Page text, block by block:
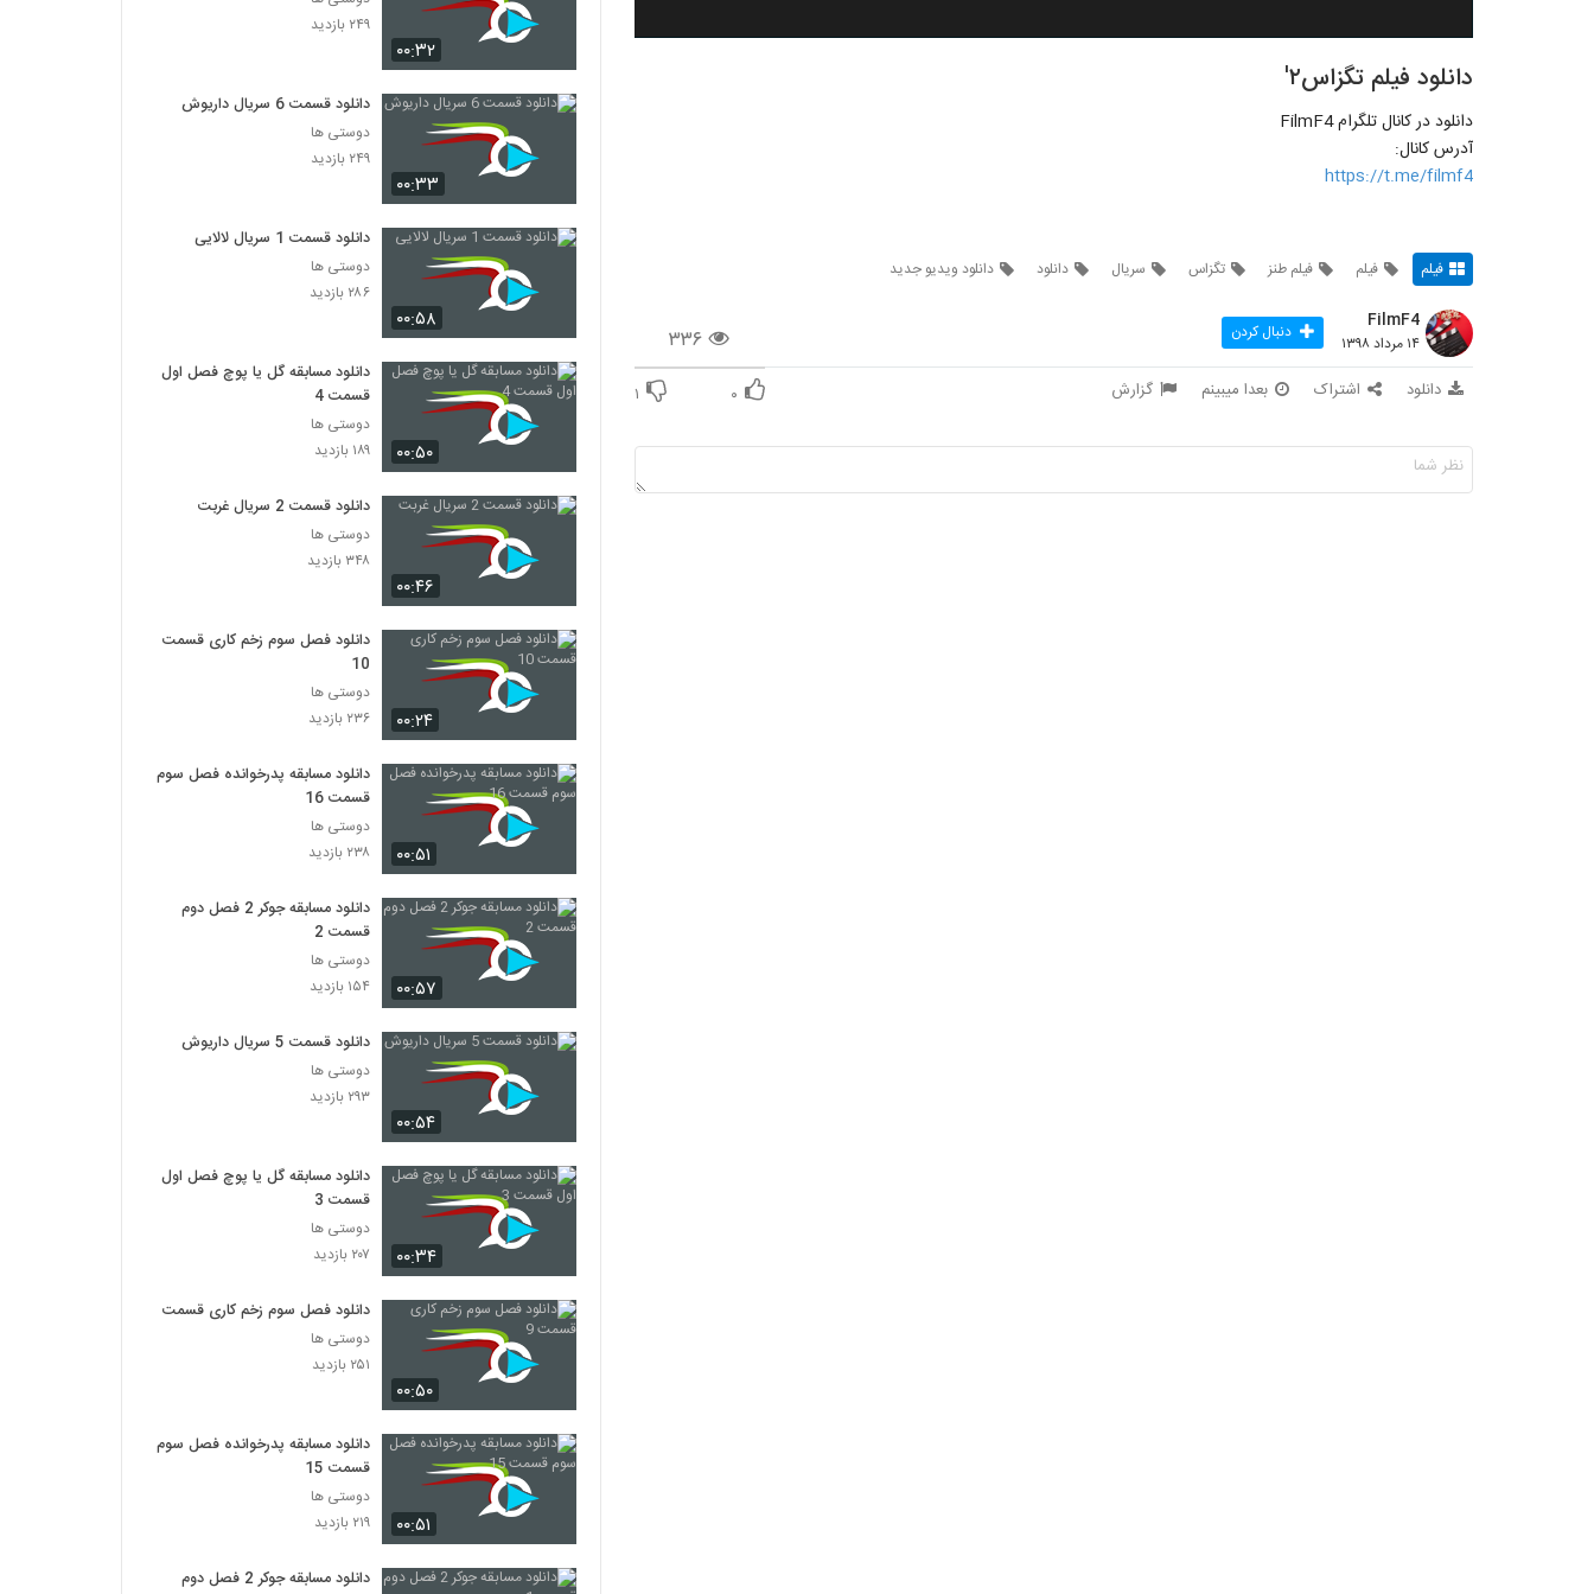
دانلود فیلم تگزاس۲'
دانلود در کانال تلگرام FilmF4
آدرس کانال:
https://t.me/filmf4
فیلم فیلم فیلم طنز تگزاس سریال دانلود دانلود ویدیو جدید
۳۳۶
FilmF4
۱۴ مرداد ۱۳۹۸ دنبال کردن
دانلود اشتراک بعدا میبینم گزارش ۰ ۱
۰۰:۳۲
۲۴۹ بازدید
۰۰:۳۳
دانلود قسمت 6 سریال داریوش
دوستی ها
۲۴۹ بازدید
۰۰:۵۸
دانلود قسمت 1 سریال لالایی
دوستی ها
۲۸۶ بازدید
۰۰:۵۰
دانلود مسابقه گل یا پوچ فصل اول
قسمت 4
دوستی ها
۱۸۹ بازدید
۰۰:۴۶
دانلود قسمت 2 سریال غربت
دوستی ها
۳۴۸ بازدید
۰۰:۲۴
دانلود فصل سوم زخم کاری قسمت
10
دوستی ها
۲۳۶ بازدید
۰۰:۵۱
دانلود مسابقه پدرخوانده فصل سوم
قسمت 16
دوستی ها
۲۳۸ بازدید
۰۰:۵۷
دانلود مسابقه جوکر 2 فصل دوم
قسمت 2
دوستی ها
۱۵۴ بازدید
۰۰:۵۴
دانلود قسمت 5 سریال داریوش
دوستی ها
۲۹۳ بازدید
۰۰:۳۴
دانلود مسابقه گل یا پوچ فصل اول
قسمت 3
دوستی ها
۲۰۷ بازدید
۰۰:۵۰
دانلود فصل سوم زخم کاری قسمت 9
دوستی ها
۲۵۱ بازدید
۰۰:۵۱
دانلود مسابقه پدرخوانده فصل سوم
قسمت 15
دوستی ها
۲۱۹ بازدید
دانلود مسابقه جوکر 2 فصل دوم